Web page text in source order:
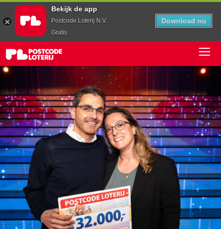
Bekijk de app
Postcode Loterij N.V.
Gratis
Download nu